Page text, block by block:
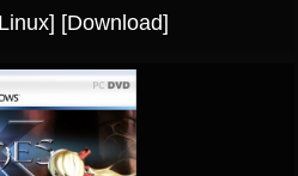
[Download]